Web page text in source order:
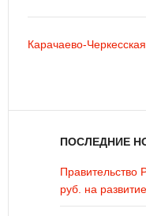
Карачаево-
ПОСЛЕДНИЕ
Правительство
руб. на